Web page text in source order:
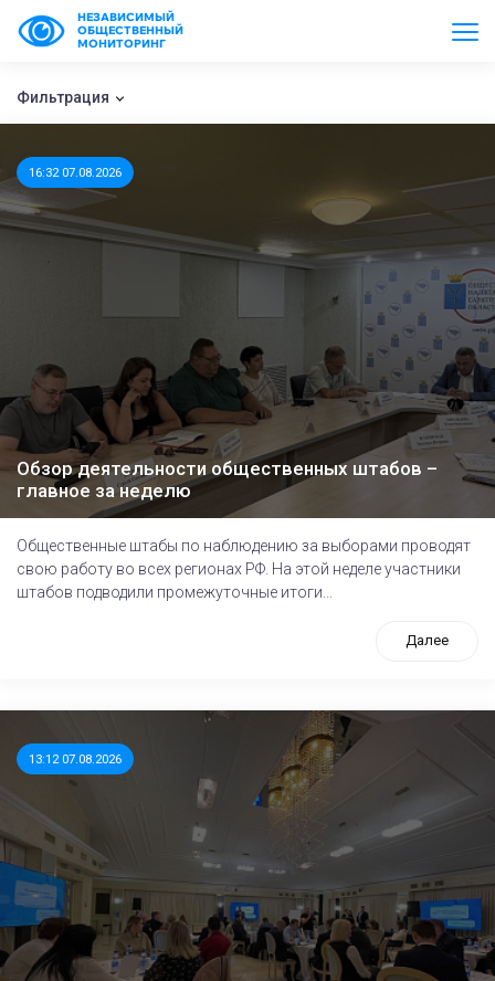
НЕЗАВИСИМЫЙ
ОБЩЕСТВЕННЫЙ
МОНИТОРИНГ
Фильтрация
16:32 07.08.2026
Обзор деятельности общественных штабов –
главное за неделю
Общественные штабы по наблюдению за выборами проводят
свою работу во всех регионах РФ. На этой неделе участники
штабов подводили промежуточные итоги...
Далее
13:12 07.08.2026